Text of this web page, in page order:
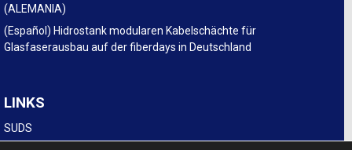
(ALEMANIA)
(Español) Hidrostank modularen Kabelschächte für
Glasfaserausbau auf der fiberdays in Deutschland
LINKS
SUDS